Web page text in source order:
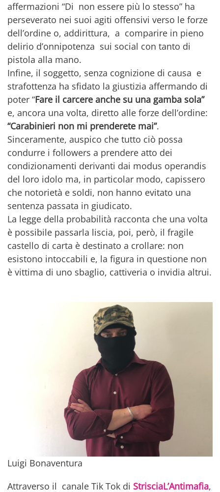
affermazioni “Di non essere più lo stesso” ha
perseverato nei suoi agiti offensivi verso le forze
dell’ordine o, addirittura, a comparire in pieno
delirio d’onnipotenza sui social con tanto di
pistola alla mano.
Infine, il soggetto, senza cognizione di causa e
strafottenza ha sfidato la giustizia affermando di
poter “Fare il carcere anche su una gamba sola”
e, ancora una volta, diretto alle forze dell’ordine:
“Carabinieri non mi prenderete mai”.
Sinceramente, auspico che tutto ciò possa
condurre i followers a prendere atto dei
condizionamenti derivanti dai modus operandis
del loro idolo ma, in particolar modo, capissero
che notorietà e soldi, non hanno evitato una
sentenza passata in giudicato.
La legge della probabilità racconta che una volta
è possibile passarla liscia, poi, però, il fragile
castello di carta è destinato a crollare: non
esistono intoccabili e, la figura in questione non
è vittima di uno sbaglio, cattiveria o invidia altrui.
Luigi Bonaventura
Attraverso il canale Tik Tok di StrisciaL’Antimafia,